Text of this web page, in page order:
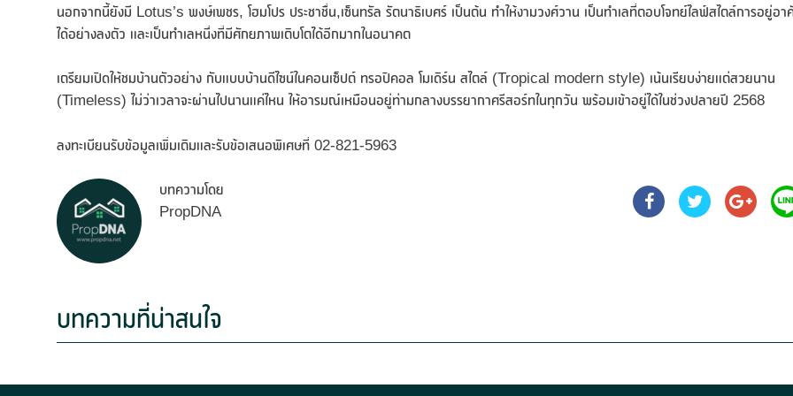
นอกจากนี้ยังมี Lotus’s พงษ์เพชร, โฮมโปร ประชาชื่น,เซ็นทรัล รัตนาธิเบศร์ เป็นต้น ทำให้งามวงศ์วาน เป็นทำเลที่ตอบโจทย์ไลฟ์สไตล์การอยู่อา
ได้อย่างลงตัว และเป็นทำเลหนึ่งที่มีศักยภาพเติบโตได้อีกมากในอนาคต
เตรียมเปิดให้ชมบ้านตัวอย่าง กับแบบบ้านดีไซน์ในคอนเซ็ปต์ ทรอปิคอล โมเดิร์น สไตล์ (Tropical modern style) เน้นเรียบง่ายแต่สวยนาน
(Timeless) ไม่ว่าเวลาจะผ่านไปนานแค่ไหน ให้อารมณ์เหมือนอยู่ท่ามกลางบรรยากาศรีสอร์ทในทุกวัน พร้อมเข้าอยู่ได้ในช่วงปลายปี 2568
ลงทะเบียนรับข้อมูลเพิ่มเติมและรับข้อเสนอพิเศษที่ 02-821-5963
บทความโดย
PropDNA
บทความที่น่าสนใจ